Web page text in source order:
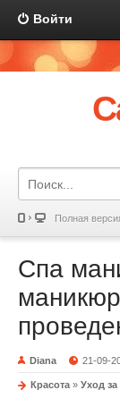
Войти
Полная
Спа
Diana 21-09-
Красота » Уход за